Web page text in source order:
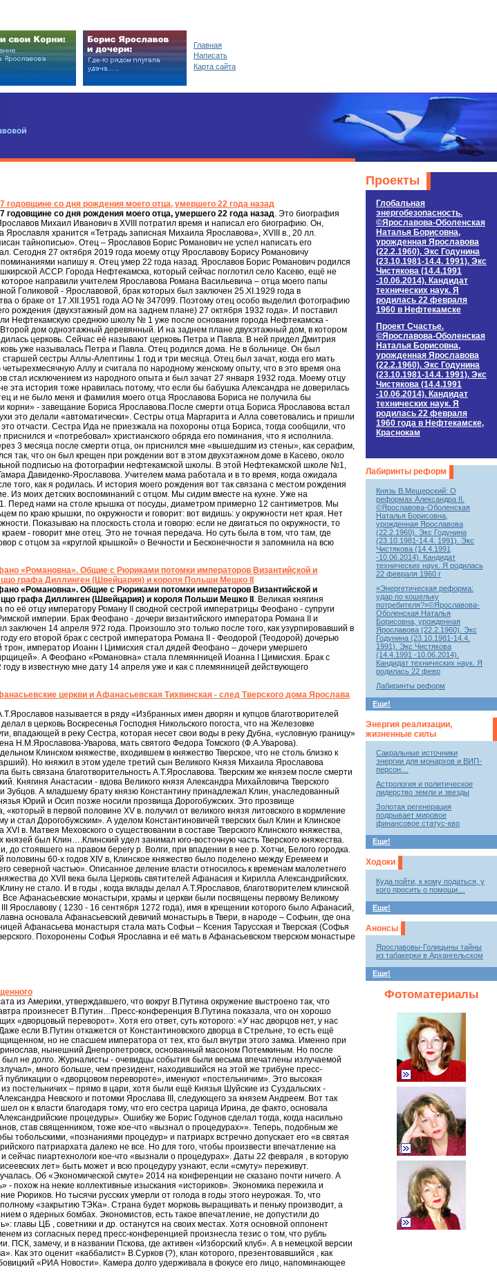
со дня рождения моего отца, умершего 22 года назад
со дня рождения моего отца, умершего 22 года назад. Это биография
Михаил Иванович в XVIII потратил время и написал его биографию. Он,
хранится «Тетрадь записная Михаила Ярославова», XVIII в., 20 лл.
тайнописью». Отец – Ярославов Борис Романович не успел написать его
Сегодня 27 октября 2019 года моему отцу Ярославову Борису Романовичу
напишу я. Отец умер 22 года назад. Ярославов Борис Романович родился
АССР. Города Нефтекамска, который сейчас поглотил село Касево, ещё не
направили учителем Ярославова Романа Васильевича – отца моего папы
Голиковой - Ярославовой, брак которых был заключен 25.XI.1929 года в
о браке от 17.XII.1951 года АО № 347099. Поэтому отец особо выделил фотографию
рождения (двухэтажный дом на заднем плане) 27 октября 1932 года». И поставил
Нефтекамскую среднюю школу № 1 уже после основания города Нефтекамска -
дом одноэтажный деревянный. И на заднем плане двухэтажный дом, в котором
церковь. Сейчас её называют церковь Петра и Павла. В ней придел Дмитрия
уже называлась Петра и Павла. Отец родился дома. Не в больнице. Он был
сестры Аллы-Алептины 1 год и три месяца. Отец был зачат, когда его мать
Аллу и считала по народному женскому опыту, что в это время она
исключением из народного опыта и был зачат 27 января 1932 года. Моему отцу
эта история тоже нравилась потому, что если бы бабушка Александра не доверилась
и не было меня и фамилия моего отца Ярославова Бориса не получила бы
корни» - завещание Бориса Ярославова.После смерти отца Бориса Ярославова встал
это делали «автоматически». Сестры отца Маргарита и Алла советовались и пришли
отчасти. Сестра Ида не приезжала на похороны отца Бориса, тогда сообщили, что
и «потребовал» христианского обряда его поминания, что я исполнила.
3 месяца после смерти отца, он приснился мне «вышедшим из стены», как серафим,
так, что он был крещен при рождении вот в этом двухэтажном доме в Касево, около
подписью на фотографии нефтекамской школы. В этой Нефтекамской школе №1,
Давиденко-Ярославова. Учителем мама работала и в то время, когда ожидала
того, как я родилась. И история моего рождения вот так связана с местом рождения
Из моих детских воспоминаний с отцом. Мы сидим вместе на кухне. Уже на
Перед нами на столе крышка от посуды, диаметром примерно 12 сантиметров. Мы
по краю крышки, по окружности и говорит: вот видишь: у окружности нет края. Нет
Показываю на плоскость стола и говорю: если не двигаться по окружности, то
краем - говорит мне отец. Это не точная передача. Но суть была в том, что там, где
с отцом за «круглой крышкой» о Вечности и Бесконечности я запомнила на всю
«Романовна». Общие с Рюриками потомки императоров Византийской и
графа Диллинген (Швейцария) и короля Польши Мешко II
«Романовна». Общие с Рюриками потомки императоров Византийской и
графа Диллинген (Швейцария) и короля Польши Мешко II . Великая княгиня
её отцу императору Роману II сводной сестрой императрицы Феофано - супруги
империи. Брак Феофано - дочери византийского императора Романа II и
14 апреля 972 года. Произошло это только после того, как узурпировавший в
его второй брак с сестрой императора Романа II - Феодорой (Теодорой) дочерью
трон, император Иоанн I Цимисхия стал дядей Феофано – дочери умершего
А Феофано «Романовна» стала племянницей Иоанна I Цимисхия. Брак с
в известную мне дату 14 апреля уже и как с племянницей действующего
церкви и Афанасьевская Тихвинская - след Тверского дома Ярослава
называется в ряду «Избранных имен дворян и купцов благотворителей
в церковь Воскресенья Господня Никольского погоста, что на Железовке
впадающей в реку Сестра, которая несет свои воды в реку Дубна, «условную границу»
Н.М.Ярославова-Уварова, мать святого Федора Томского (Ф.А.Уварова).
Клинском княжестве, входившем в княжество Тверское, что не столь близко к
Но княжил в этом уделе третий сын Великого Князя Михаила Ярославова
быть связана благотворительность А.Т.Ярославова. Тверским же князем после смерти
Княгиня Анастасии - вдова Великого князя Александра Михайловича Тверского
Зубцов. А младшему брату князю Константину принадлежал Клин, унаследованный
Юрий и Осип позже носили прозвища Дорогобужских. Это прозвище
в первой половине XV в. получил от великого князя литовского в кормление
и стал Дорогобужским». А уделом Константиновичей тверских был Клин и Клинское
в. Матвея Меховского о существовании в составе Тверского Клинского княжества,
был Клин….Клинский удел занимал юго-восточную часть Тверского княжества.
стоявшего на правом берегу р. Волги, при впадении в нее р. Хотчи, Белого городка.
половины 60-х годов XIV в, Клинское княжество было поделено между Еремеем и
северной частью». Описанное деление власти относилось к временам малолетнего
до XVII века была Церковь святителей Афанасия и Кирилла Александрийских.
не стало. И в годы , когда вклады делал А.Т.Ярославов, благотворителем клинской
Все Афанасьевские монастыри, храмы и церкви были посвящены первому Великому
Ярославову ( 1230 - 16 сентября 1272 года), имя в крещении которого было Афанасий,
основала Афанасьевский девичий монастырь в Твери, в народе – Софьин, где она
Афанасьева монастыря стала мать Софьи – Ксения Тарусская и Тверская (Софья
Похоронены Софья Ярославна и её мать в Афанасьевском тверском монастыре
из Америки, утверждавшего, что вокруг В.Путина окружение выстроено так, что
произнесет В.Путин…Пресс-конференция В.Путина показала, что он хорошо
«дворцовый переворот». Хотя его ответ, суть которого: «У нас дворцов нет, у нас
если В.Путин откажется от Константиновского дворца в Стрельне, то есть ещё
но не спасшем императора от тех, кто был внутри этого замка. Именно при
нынешний Днепропетровск, основанный масоном Потемкиным. Но после
не долго. Журналисты - очевидцы события были весьма впечатлены излучаемой
много больше, чем президент, находившийся на этой же трибуне пресс-
о «дворцовом перевороте», именуют «постельничим». Это высокая
постельничих – прямо в цари, хотя были ещё Князья Шуйские из Суздальских -
Невского и потомки Ярослава III, следующего за князем Андреем. Вот так
он к власти благодаря тому, что его сестра царица Ирина, де факто, основала
процедуры». Ошибку же Борис Годунов сделал тогда, когда насильно
став священником, тоже кое-что «вызнал о процедурах»». Теперь, подобным же
тобольскими, «познаниями процедур» и патриарх встречно допускает его «в святая
патриархата далеко не все. Но для того, чтобы произвести впечатление на
пиартехнологи кое-что «вызнали о процедурах». Даты 22 февраля , в которую
лет» быть может и всю процедуру узнают, если «смуту» переживут.
Об «Экономической смуте» 2014 на конференции не сказано почти ничего. А
- похож на некие коллективные изыскания «историков». Экономика пережила и
Рюриков. Но тысячи русских умерли от голода в годы этого неурожая. То, что
«закрытию ТЭКа». Страна будет морковь выращивать и пеньку производит, а
о ядерных бомбах. Экономистов, есть такое впечатление, не допустили до
главы ЦБ , советники и др. останутся на своих местах. Хотя основной оппонент
из согласных перед пресс-конференцией произнесла тезис о том, что рубль
ПСК, замечу, и в названии Пскова, где активен «Изборский клуб». А в немецкой версии
Как это оценит «каббалист» В.Сурков (?), клан которого, презентовавшийся , как
«РИА Новости». Камера долго удерживала в фокусе его лицо, напоминающее
Проекты
Глобальная
энергобезопасность.
©Ярославова-Оболенская
Наталья Борисовна,
урожденная Ярославова
(22.2.1960). Экс Годунина
(23.10.1981-14.4. 1991). Экс
Чистякова (14.4.1991
-10.06.2014). Кандидат
технических наук. Я
родилась 22 февраля
1960 в Нефтекамске
Проект Счастье.
©Ярославова-Оболенская
Наталья Борисовна,
урожденная Ярославова
(22.2.1960). Экс Годунина
(23.10.1981-14.4. 1991). Экс
Чистякова (14.4.1991
-10.06.2014). Кандидат
технических наук. Я
родилась 22 февраля
1960 года в Нефтекамске,
Краснокам
Лабиринты реформ
Князь В.Мещерский: О
реформах Александра II.
©Ярославова-Оболенская
Наталья Борисовна,
урожденная Ярославова
(22.2.1960). Экс Годунина
(23.10.1981-14.4. 1991). Экс
Чистякова (14.4.1991
-10.06.2014). Кандидат
технических наук. Я родилась
22 февраля 1960 г
«Энергетическая реформа:
удар по кошельку
потребителя?»©Ярославова-
Оболенская Наталья
Борисовна, урожденная
Ярославова (22.2.1960). Экс
Годунина (23.10.1981-14.4.
1991). Экс Чистякова
(14.4.1991 -10.06.2014).
Кандидат технических наук. Я
родилась 22 февр
Лабиринты реформ
Еще!
Энергия реализации,
жизненные силы
Сакральные источники
энергии для монархов и ВИП-
персон…
Астрология и политическое
лидерство земли и звезды
Золотая регенерация
подрывает мировое
финансовое статус-кво
Еще!
Ходоки
Куда пойти, к кому податься, у
кого просить о помощи…
Еще!
Анонсы
Ярославовы-Голицыны тайны
из табакерки в Архангельском
Еще!
Фотоматериалы
Главная
Написать
Карта сайта